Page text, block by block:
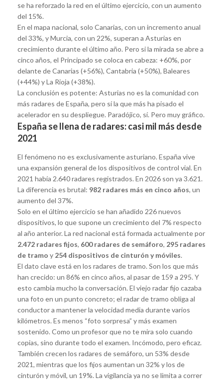
se ha reforzado la red en el último ejercicio, con un aumento
del 15%.
En el mapa nacional, solo Canarias, con un incremento anual
del 33%, y Murcia, con un 22%, superan a Asturias en
crecimiento durante el último año. Pero si la mirada se abre a
cinco años, el Principado se coloca en cabeza: +60%, por
delante de Canarias (+56%), Cantabria (+50%), Baleares
(+44%) y La Rioja (+38%).
La conclusión es potente: Asturias no es la comunidad con
más radares de España, pero sí la que más ha pisado el
acelerador en su despliegue. Paradójico, sí. Pero muy gráfico.
España se llena de radares: casi mil más desde
2021
El fenómeno no es exclusivamente asturiano. España vive
una expansión general de los dispositivos de control vial. En
2021 había 2.640 radares registrados. En 2026 son ya 3.621.
La diferencia es brutal: 982 radares más en cinco años, un
aumento del 37%.
Solo en el último ejercicio se han añadido 226 nuevos
dispositivos, lo que supone un crecimiento del 7% respecto
al año anterior. La red nacional está formada actualmente por
2.472 radares fijos, 600 radares de semáforo, 295 radares
de tramo y 254 dispositivos de cinturón y móviles.
El dato clave está en los radares de tramo. Son los que más
han crecido: un 86% en cinco años, al pasar de 159 a 295. Y
esto cambia mucho la conversación. El viejo radar fijo cazaba
una foto en un punto concreto; el radar de tramo obliga al
conductor a mantener la velocidad media durante varios
kilómetros. Es menos “foto sorpresa” y más examen
sostenido. Como un profesor que no te mira solo cuando
copias, sino durante todo el examen. Incómodo, pero eficaz.
También crecen los radares de semáforo, un 53% desde
2021, mientras que los fijos aumentan un 32% y los de
cinturón y móvil, un 19%. La vigilancia ya no se limita a correr